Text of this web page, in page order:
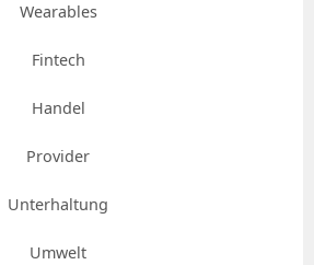
Wearables
Fintech
Handel
Provider
Unterhaltung
Umwelt